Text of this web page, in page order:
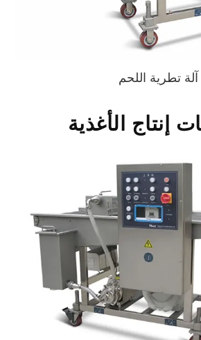
آلة تطرية اللحم
إنتاج الأغذية